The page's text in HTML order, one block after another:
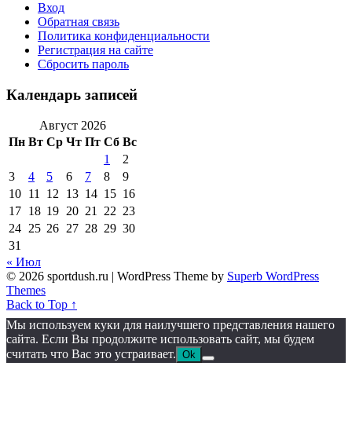
Вход
Обратная связь
Политика конфиденциальности
Регистрация на сайте
Сбросить пароль
Календарь записей
Август 2026
Пн Вт Ср Чт Пт Сб Вс
1
2
3
4 5 6 7 8
9
10 11 12 13 14 15 16
17 18 19 20 21 22 23
24 25 26 27 28 29 30
31
« Июл
© 2026 sportdush.ru | WordPress Theme by Superb WordPress
Themes
Back to Top ↑
Мы используем куки для наилучшего представления нашего
сайта. Если Вы продолжите использовать сайт, мы будем
считать что Вас это устраивает. Ok